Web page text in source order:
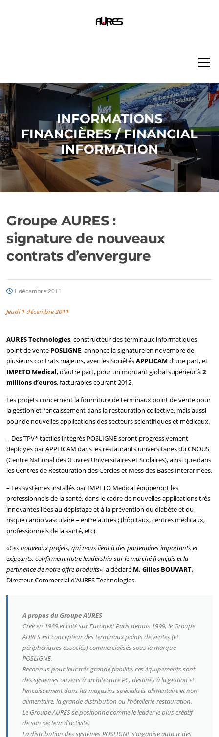
Menu
INFORMATIONS
FINANCIÈRES / FINANCIAL
INFORMATION
Groupe AURES :
signature de nouveaux
contrats d’envergure
1 décembre 2011
Jeudi 1 décembre 2011
AURES Technologies, constructeur des terminaux informatiques
point de vente POSLIGNE, annonce la signature en novembre de
plusieurs contrats majeurs, avec les SociétésAPPLICAMd’une part, et
IMPETO Medical, d’autre part, pour un montant global supérieur à2
millions d’euros, facturables courant 2012.
Les projets concernent la fourniture de terminaux point de vente pour
la gestion et l’encaissement dans la restauration collective, mais aussi
pour de nouvelles applications des secteurs scientifiques et médicaux.
– Des TPV* tactiles intégrés POSLIGNE seront progressivement
déployés par APPLICAM dans les restaurants universitaires du CNOUS
(Centre National des Œuvres Universitaires et Scolaires), ainsi que dans
les Centres de Restauration des Cercles et Mess des Bases Interarmées.
– Les systèmes installés par IMPETO Medical équiperont les
professionnels de la santé, dans le cadre de nouvelles applications très
innovantes liées au dépistage et à la prévention du diabète et du
risque cardio vasculaire – entre autres ; (hôpitaux, centres médicaux,
professionnels de la santé, etc).
«Ces nouveaux projets, qui nous lient à des partenaires importants et
exigeants, confirment notre leadership sur le marché français et la
pertinence de notre offre produits», a déclaré M. Gilles BOUVART,
Directeur Commercial d’AURES Technologies.
A propos du Groupe AURES
Créé en 1989 et coté sur Euronext Paris depuis 1999, le Groupe
AURES est concepteur des terminaux points de ventes (et
périphériques associés) commercialisés sous la marque
POSLIGNE.
Reconnus pour leur très grande fiabilité, ces équipements sont
des systèmes ouverts à architecture PC, destinés à la gestion et
l’encaissement dans les magasins spécialisés alimentaire et non
alimentaire, la grande distribution ou l’hôtellerie-restauration.
Le Groupe AURES se positionne comme le leader le plus créatif
de son secteur d’activité.
La distribution des systèmes POSLIGNE s’organise autour des